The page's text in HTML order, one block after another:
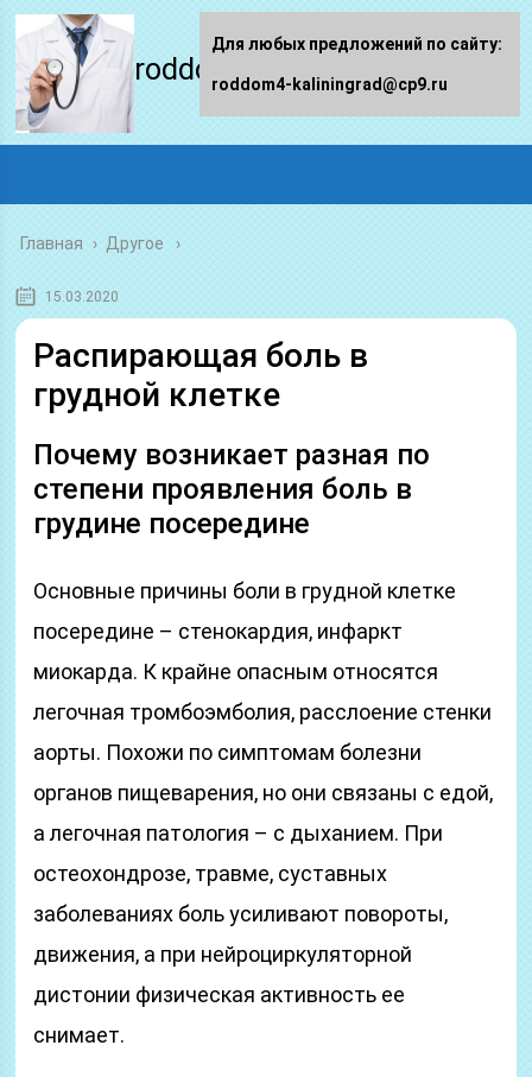
roddom4-kaliningrad.ru
Главная › Другое
15.03.2020
Распирающая боль в
грудной клетке
Почему возникает разная по
степени проявления боль в
грудине посередине
Основные причины боли в грудной клетке
посередине – стенокардия, инфаркт
миокарда. К крайне опасным относятся
легочная тромбоэмболия, расслоение стенки
аорты. Похожи по симптомам болезни
органов пищеварения, но они связаны с едой,
а легочная патология – с дыханием. При
остеохондрозе, травме, суставных
заболеваниях боль усиливают повороты,
движения, а при нейроциркуляторной
дистонии физическая активность ее
снимает.
Для любых предложений по сайту:
roddom4-kaliningrad@cp9.ru